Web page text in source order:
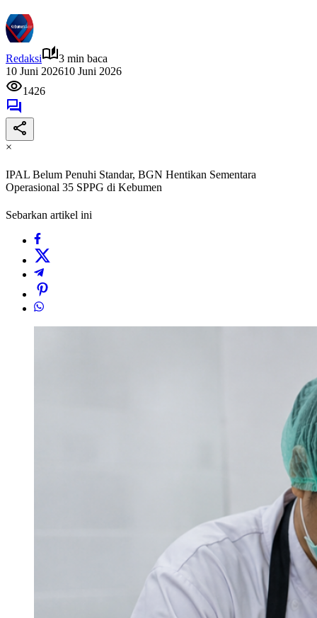
Redaksi
3 min baca
10 Juni 202610 Juni 2026
1426
×
IPAL Belum Penuhi Standar, BGN Hentikan Sementara
Operasional 35 SPPG di Kebumen
Sebarkan artikel ini